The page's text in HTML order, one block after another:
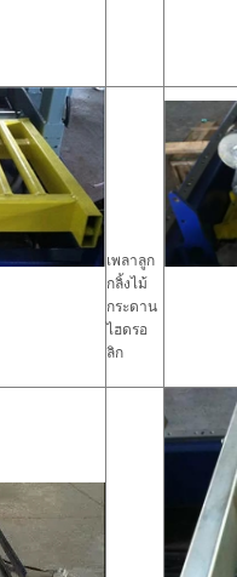
เพลาลูก
กลิ้งไม้
กระดาน
ไฮดรอ
ลิก